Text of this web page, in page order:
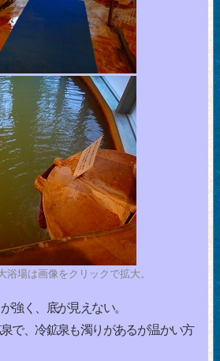
場は画像をクリックで拡大。
強く、底が見えない。
で、冷鉱泉も濁りがあるが温かい方